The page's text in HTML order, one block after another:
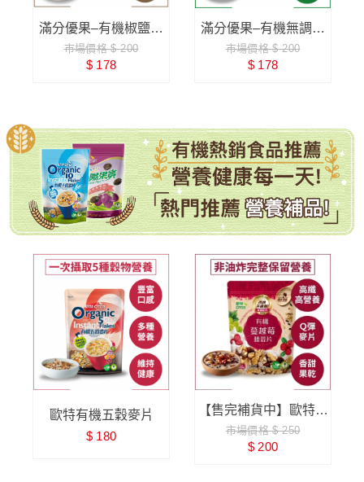
滿分優果–有機椒鹽堅
果
市場價格 $ 200
$ 178
滿分優果–有機無調味
南瓜子
市場價格 $ 200
$ 178
歐特有機五穀麥片
$ 180
【售完補貨中】歐特有
機蔓越莓脆穀片
市場價格 $ 250
$ 200